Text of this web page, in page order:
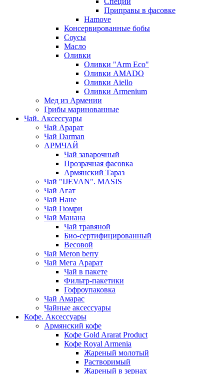
Приправы в фасовке
Hamove
Консервированные бобы
Соусы
Масло
Оливки
Оливки "Arm Eco"
Оливки AMADO
Оливки Aiello
Оливки Armenium
Мед из Армении
Грибы маринованные
Чай. Аксессуары
Чай Арарат
Чай Darman
АРМЧАЙ
Чай заварочный
Прозрачная фасовка
Армянский Тараз
Чай "IJEVAN". MASIS
Чай Агат
Чай Нане
Чай Гюмри
Чай Манана
Чай травяной
Био-сертифицированный
Весовой
Чай Meron berry
Чай Мега Арарат
Чай в пакете
Фильтр-пакетики
Гофроупаковка
Чай Амарас
Чайные аксессуары
Кофе. Аксессуары
Армянский кофе
Кофе Gold Ararat Product
Кофе Royal Armenia
Жареный молотый
Растворимый
Жареный в зернах